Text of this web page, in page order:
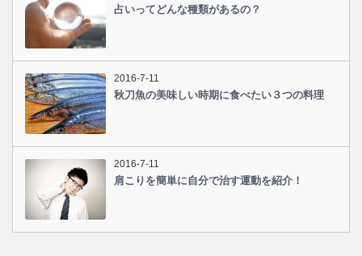
占いってどんな種類があるの？
2016-7-11
秋刀魚の美味しい時期に食べたい３つの料理
2016-7-11
肩こりを簡単に自分で治す運動を紹介！